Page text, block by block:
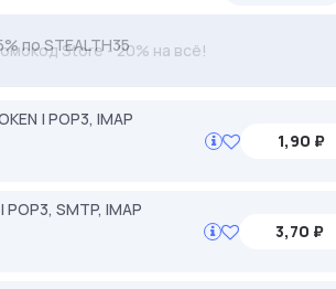
по STEALTH35
Store - 20% на всё!
| POP3, IMAP
1,90 ₽
POP3, SMTP, IMAP
3,70 ₽